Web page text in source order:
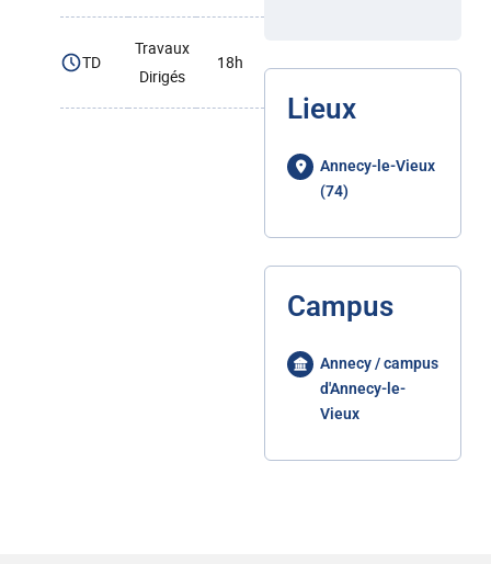
TD
Travaux
Dirigés
18h
Lieux
Annecy-le-Vieux
(74)
Campus
Annecy / campus
d'Annecy-le-
Vieux